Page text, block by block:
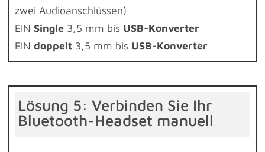
zwei Audioanschlüssen)
EIN Single 3,5 mm bis USB-Konverter
EINdoppelt 3,5 mm bis USB-Konverter
Lösung 5: Verbinden Sie Ihr
Bluetooth-Headset manuell